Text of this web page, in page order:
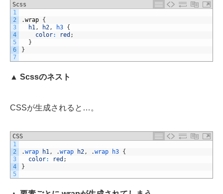
Scss
1
2
3
4
5
6
7
.wrap {
h1 , h2 , h3 {
color: red ;
}
}
▲ Scssのネスト
CSSが生成されると…。
CSS
1
2
3
4
5
.wrap h1 , .wrap h2 , .wrap h3 {
color: red ;
}